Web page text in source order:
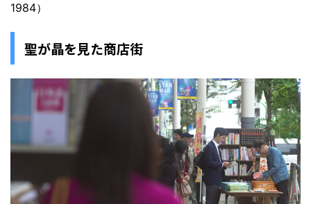
1984）
聖が晶を見た商店街